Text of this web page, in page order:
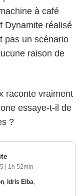
à café
Dynamite réalisé
pas un scénario
raison de
raconte vraiment
essaye-t-il de
?
| 1h 52min
Idris Elba